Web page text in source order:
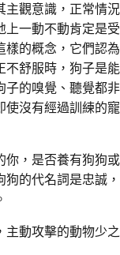
主觀意識，正常情
上一動不動肯定是
樣的概念，它們認
不舒服時，狗子是
子的嗅覺、聽覺都
使沒有經過訓練的
你，是否養有狗狗
狗的代名詞是忠誠
動攻擊的動物少之